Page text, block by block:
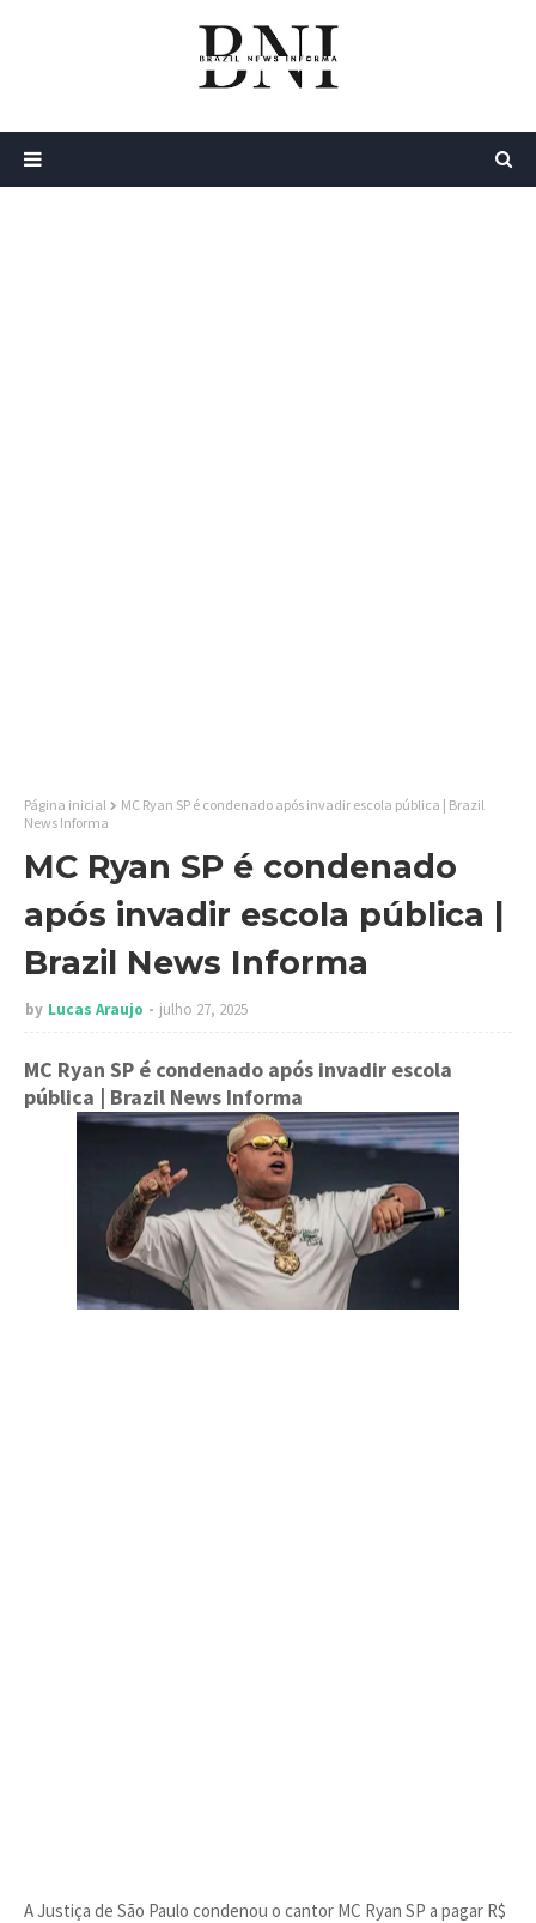
Página inicial
MC Ryan SP é condenado após invadir escola pública | Brazil
News Informa
MC Ryan SP é condenado
após invadir escola pública |
Brazil News Informa
by Lucas Araujo julho 27, 2025
MC Ryan SP é condenado após invadir escola
pública | Brazil News Informa
A Justiça de São Paulo condenou o cantor MC Ryan SP a pagar R$